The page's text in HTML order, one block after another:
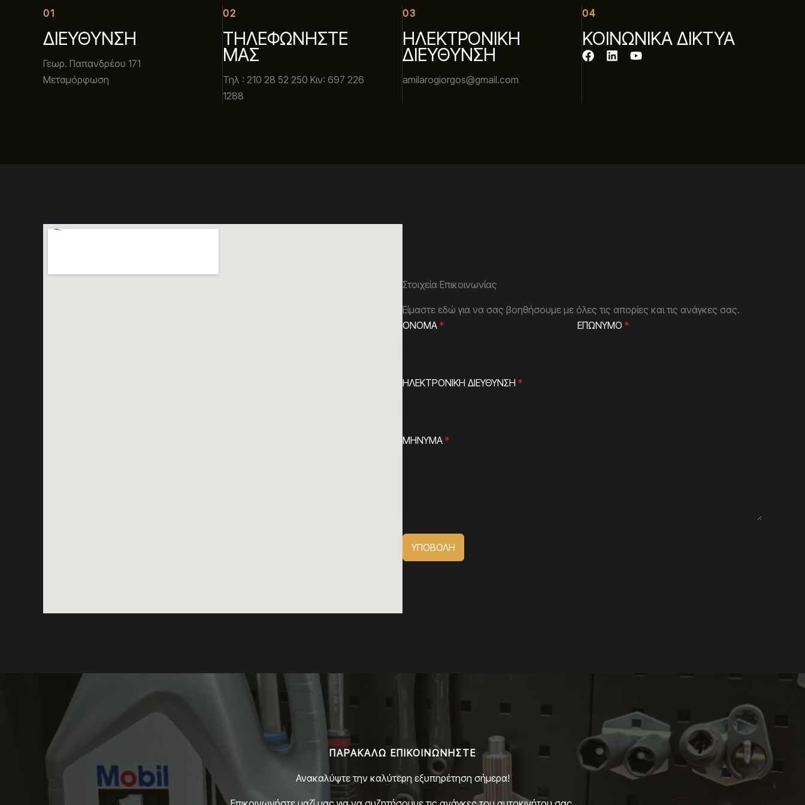
01
ΔΙΕΥΘΥΝΣΗ
Γεωρ. Παπανδρέου 171
Μεταμόρφωση
02
ΤΗΛΕΦΩΝΗΣΤΕ
ΜΑΣ
Τηλ : 210 28 52 250 Κιν: 697 226
1288
03
ΗΛΕΚΤΡΟΝΙΚΗ
ΔΙΕΥΘΥΝΣΗ
amilarogiorgos@gmail.com
04
ΚΟΙΝΩΝΙΚΑ ΔΙΚΤΥΑ
Στοιχεία Επικοινωνίας
Είμαστε εδώ για να σας βοηθήσουμε με όλες τις απορίες και τις ανάγκες σας.
ΟΝΟΜΑ * ΕΠΩΝΥΜΟ *
ΗΛΕΚΤΡΟΝΙΚΗ ΔΙΕΥΘΥΝΣΗ *
ΜΗΝΥΜΑ *
ΥΠΟΒΟΛΗ
ΠΑΡΑΚΑΛΏ ΕΠΙΚΟΙΝΩΝΉΣΤΕ
Ανακαλύψτε την καλύτερη εξυπηρέτηση σήμερα!